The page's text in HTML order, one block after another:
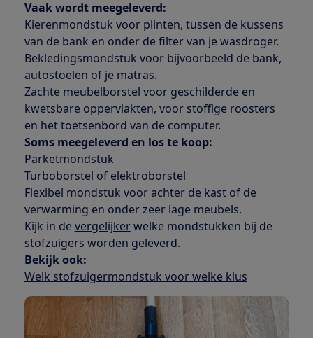
Vaak wordt meegeleverd:
Kierenmondstuk voor plinten, tussen de kussens
van de bank en onder de filter van je wasdroger.
Bekledingsmondstuk voor bijvoorbeeld de bank,
autostoelen of je matras.
Zachte meubelborstel voor geschilderde en
kwetsbare oppervlakten, voor stoffige roosters
en het toetsenbord van de computer.
Soms meegeleverd en los te koop:
Parketmondstuk
Turboborstel of elektroborstel
Flexibel mondstuk voor achter de kast of de
verwarming en onder zeer lage meubels.
Kijk in devergelijkerwelke mondstukken bij de
stofzuigers worden geleverd.
Bekijk ook:
Welk stofzuigermondstuk voor welke klus